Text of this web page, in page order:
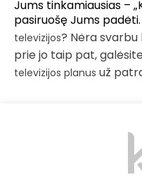
Jums tinkamiausias –
pasiruošę Jums padėti.
televizijos? Nėra
prie jo taip pat, galėsite
televizijos planus už